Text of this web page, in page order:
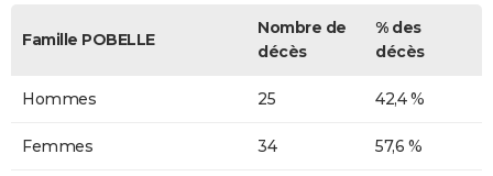
Famille POBELLE
Nombre de
décès
% des
décès
Hommes 25 42,4 %
Femmes 34 57,6 %